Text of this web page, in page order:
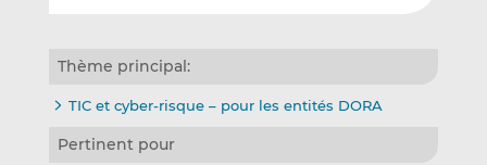
Thème principal:
TIC et cyber-risque – pour les entités DORA
Pertinent pour